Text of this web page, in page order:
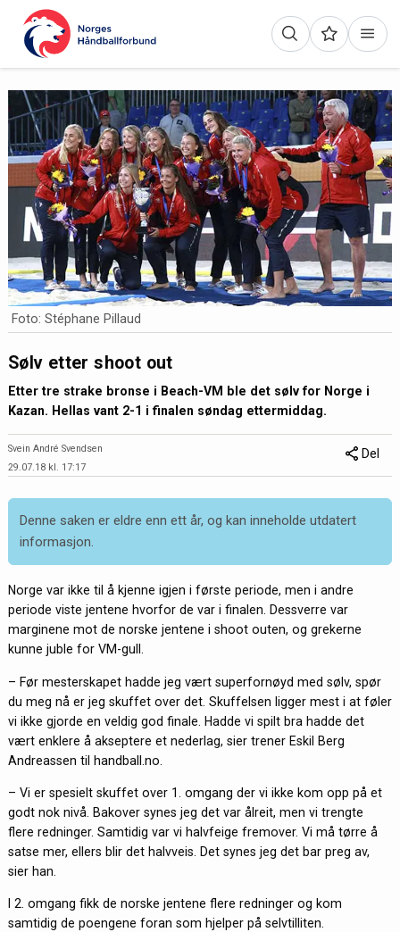
Foto: Stéphane Pillaud
Sølv etter shoot out
Etter tre strake bronse i Beach-VM ble det sølv for Norge i
Kazan. Hellas vant 2-1 i finalen søndag ettermiddag.
Svein André Svendsen
29.07.18 kl. 17:17
Del
Denne saken er eldre enn ett år, og kan inneholde utdatert
informasjon.
Norge var ikke til å kjenne igjen i første periode, men i andre
periode viste jentene hvorfor de var i finalen. Dessverre var
marginene mot de norske jentene i shoot outen, og grekerne
kunne juble for VM-gull.
– Før mesterskapet hadde jeg vært superfornøyd med sølv, spør
du meg nå er jeg skuffet over det. Skuffelsen ligger mest i at føler
vi ikke gjorde en veldig god finale. Hadde vi spilt bra hadde det
vært enklere å akseptere et nederlag, sier trener Eskil Berg
Andreassen til handball.no.
– Vi er spesielt skuffet over 1. omgang der vi ikke kom opp på et
godt nok nivå. Bakover synes jeg det var ålreit, men vi trengte
flere redninger. Samtidig var vi halvfeige fremover. Vi må tørre å
satse mer, ellers blir det halvveis. Det synes jeg det bar preg av,
sier han.
I 2. omgang fikk de norske jentene flere redninger og kom
samtidig de poengene foran som hjelper på selvtilliten.